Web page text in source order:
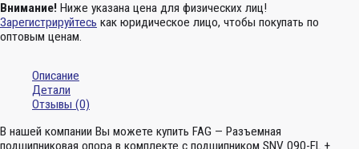
Внимание! Ниже указана цена для физических лиц!
Зарегистрируйтесь как юридическое лицо, чтобы покупать по
оптовым ценам.
Описание
Детали
Отзывы (0)
В нашей компании Вы можете купить FAG — Разъемная
подшипниковая опора в комплекте с подшипником SNV 090-FL +